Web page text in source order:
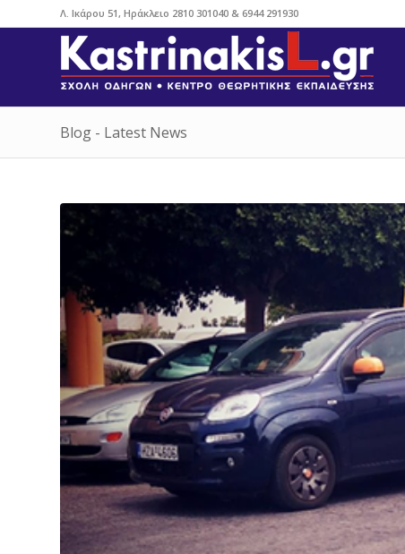
Λ. Ικάρου 51, Ηράκλειο 2810 301040 & 6944 291930
Blog - Latest News